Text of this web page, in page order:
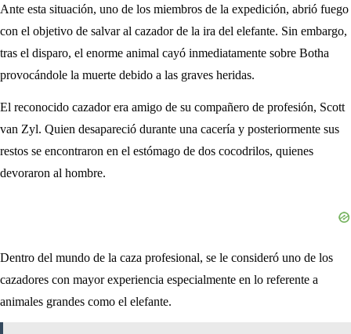
Ante esta situación, uno de los miembros de la expedición, abrió fuego
con el objetivo de salvar al cazador de la ira del elefante. Sin embargo,
tras el disparo, el enorme animal cayó inmediatamente sobre Botha
provocándole la muerte debido a las graves heridas.
El reconocido cazador era amigo de su compañero de profesión, Scott
van Zyl. Quien desapareció durante una cacería y posteriormente sus
restos se encontraron en el estómago de dos cocodrilos, quienes
devoraron al hombre.
Dentro del mundo de la caza profesional, se le consideró uno de los
cazadores con mayor experiencia especialmente en lo referente a
animales grandes como el elefante.